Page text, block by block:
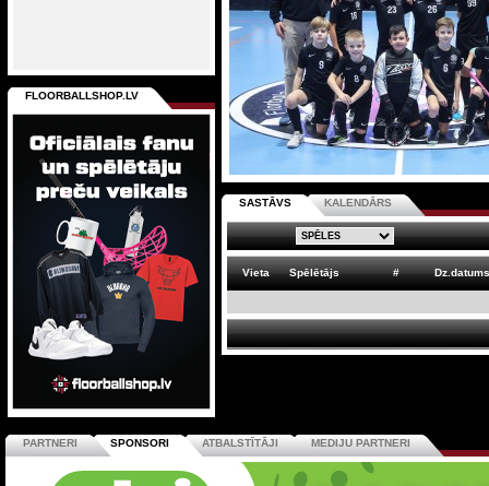
SASTĀVS KALENDĀRS
Vieta Spēlētājs # Dz.datums
FLOORBALLSHOP.LV
PARTNERI SPONSORI ATBALSTĪTĀJI MEDIJU PARTNERI